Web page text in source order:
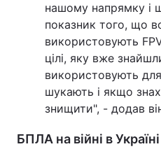
нашому напрямку і
показник того, що
використовують
цілі, яку вже
використовують
шукають і якщо
знищити", - додав
БПЛА на війні в